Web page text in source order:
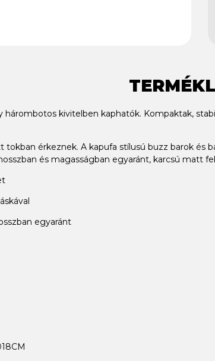
hárombotos kivitelben kaphatók. Kompaktak,
tokban érkeznek. A kapufa stílusú buzz barok és
és magasságban egyaránt, karcsú matt
egyaránt